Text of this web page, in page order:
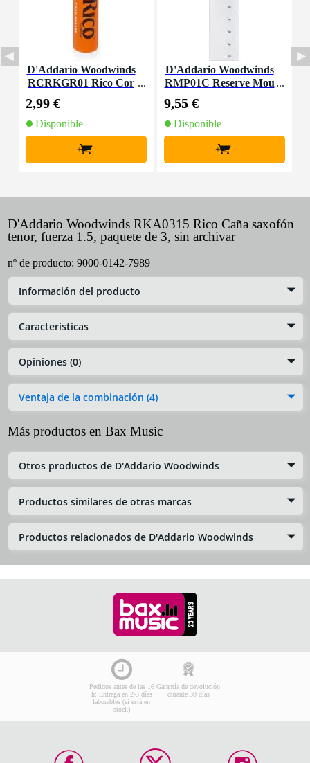
D'Addario Woodwinds
RCRKGR01 Rico Cor
2,99 €
Disponible
+
D'Addario Woodwinds
RMP01C Reserve Mou
(Pack of 5)
9,55 €
Disponible
+
D'Addario Woodwinds RKA0315 Rico Caña saxofón
tenor, fuerza 1.5, paquete de 3, sin archivar
nº de producto: 9000-0142-7989
Información del producto
Características
Opiniones (0)
Ventaja de la combinación (4)
Más productos en Bax Music
Otros productos de D'Addario Woodwinds
Productos similares de otras marcas
Productos relacionados de D'Addario Woodwinds
Pedidos antes de las 16
h: Entrega en 2-3 días
laborables (si está en
stock)
Garantía de devolución
durante 30 días